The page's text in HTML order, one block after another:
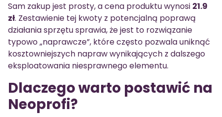
Sam zakup jest prosty, a cena produktu wynosi 21.9
zł. Zestawienie tej kwoty z potencjalną poprawą
działania sprzętu sprawia, że jest to rozwiązanie
typowo „naprawcze”, które często pozwala uniknąć
kosztowniejszych napraw wynikających z dalszego
eksploatowania niesprawnego elementu.
Dlaczego warto postawić na
Neoprofi?